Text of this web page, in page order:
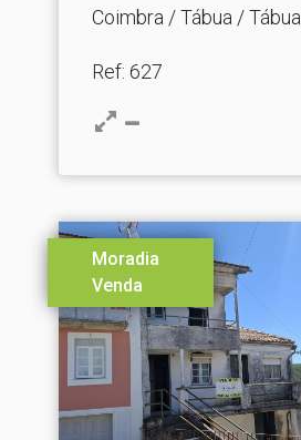
Coimbra / Tábua / Tábua
Ref: 627
Moradia
Venda